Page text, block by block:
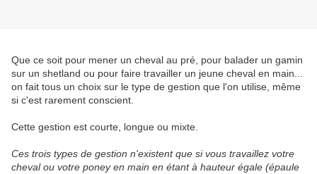
Que ce soit pour mener un cheval au pré, pour balader un gamin
sur un shetland ou pour faire travailler un jeune cheval en main...
on fait tous un choix sur le type de gestion que l'on utilise, même
si c'est rarement conscient.
Cette gestion est courte, longue ou mixte.
Ces trois types de gestion n'existent que si vous travaillez votre
cheval ou votre poney en main en étant à hauteur égale (épaule